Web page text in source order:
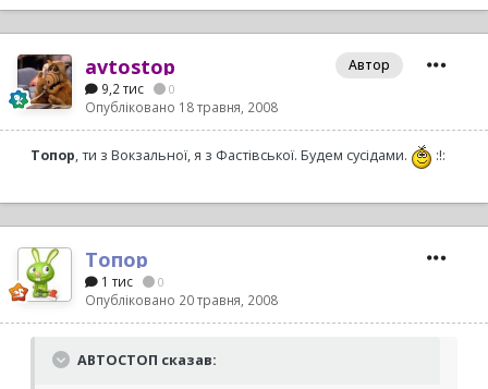
avtostop
9,2 тис 0
Опубліковано 18 травня, 2008
Автор
Топор, ти з Вокзальної, я з Фастівської. Будем сусідами. :!:
Топор
1 тис 0
Опубліковано 20 травня, 2008
АВТОСТОП сказав: